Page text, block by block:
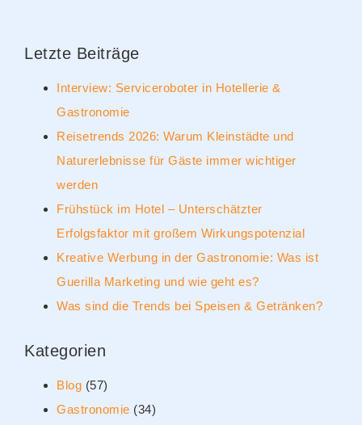
Letzte Beiträge
Interview: Serviceroboter in Hotellerie &
Gastronomie
Reisetrends 2026: Warum Kleinstädte und
Naturerlebnisse für Gäste immer wichtiger
werden
Frühstück im Hotel – Unterschätzter
Erfolgsfaktor mit großem Wirkungspotenzial
Kreative Werbung in der Gastronomie: Was ist
Guerilla Marketing und wie geht es?
Was sind die Trends bei Speisen & Getränken?
Kategorien
Blog (57)
Gastronomie (34)